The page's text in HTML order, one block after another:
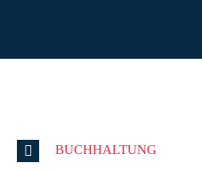
BUCHHALTUNG